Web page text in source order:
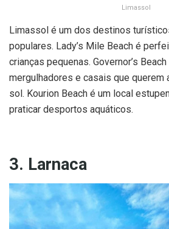
Limassol
Limassol é um dos destinos
populares. Lady’s Mile Beach é
crianças pequenas. Governor’s
mergulhadores e casais que querem
sol. Kourion Beach é um local
praticar desportos aquáticos.
3. Larnaca